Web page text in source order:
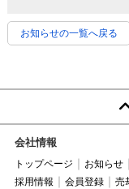
お知らせの一覧へ戻る
会社情報
トップページ お知らせ
採用情報
会員登録 売